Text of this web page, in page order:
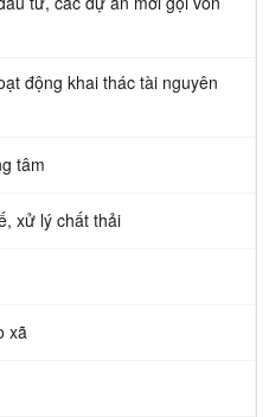
động khai thác tài nguyên
tâm
xử lý chất thải
xã